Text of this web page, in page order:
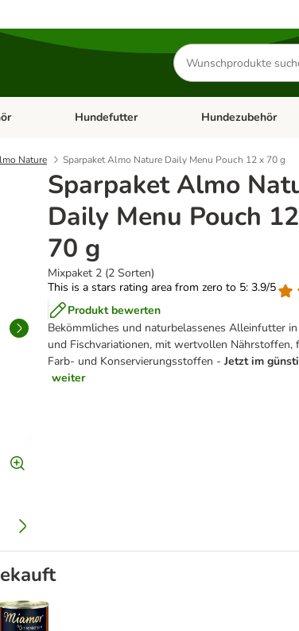
Produkte
suchen
öffnen: KatzenfutterKategorie-Menü öffnen: Katzenzubehör
Hundefutter Kategorie-Menü
Hundezubehör
Nature Sparpaket Almo Nature Daily Menu Pouch 12 x 70 g
Sparpaket Almo
Daily Menu Pouch
70 g
Mixpaket 2 (2 Sorten)
This is a stars rating area from zero to 5: 3.9/5
Produkt bewerten
Bekömmliches und naturbelassenes Alleinfutter
und Fischvariationen, mit wertvollen Nährstoffen,
Farb- und Konservierungsstoffen - Jetzt im
weiter
12 x 70 g
Trinkfein Vitaldrink 6 x 135 ml